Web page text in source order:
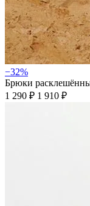
−32%
Брюки
1 290 ₽ 1 910 ₽